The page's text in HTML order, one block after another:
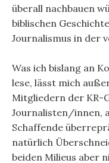
überall nachbauen
biblischen
Journalismus in der
Was ich bislang an
lese, lässt mich
Mitgliedern der KR-
Journalisten/innen,
Schaffende
natürlich
beiden Milieus aber